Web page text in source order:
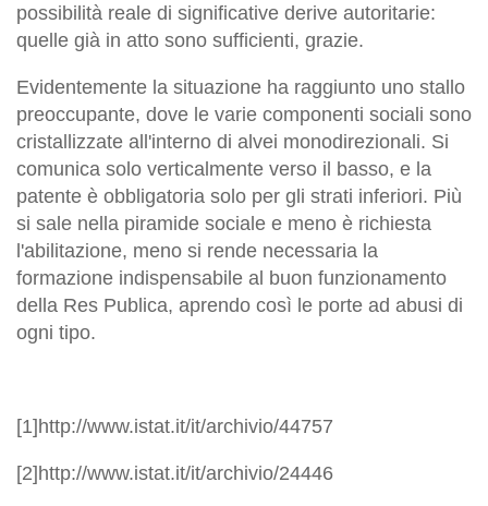
possibilità reale di significative derive autoritarie:
quelle già in atto sono sufficienti, grazie.
Evidentemente la situazione ha raggiunto uno stallo
preoccupante, dove le varie componenti sociali sono
cristallizzate all'interno di alvei monodirezionali. Si
comunica solo verticalmente verso il basso, e la
patente è obbligatoria solo per gli strati inferiori. Più
si sale nella piramide sociale e meno è richiesta
l'abilitazione, meno si rende necessaria la
formazione indispensabile al buon funzionamento
della Res Publica, aprendo così le porte ad abusi di
ogni tipo.
[1]http://www.istat.it/it/archivio/44757
[2]http://www.istat.it/it/archivio/24446